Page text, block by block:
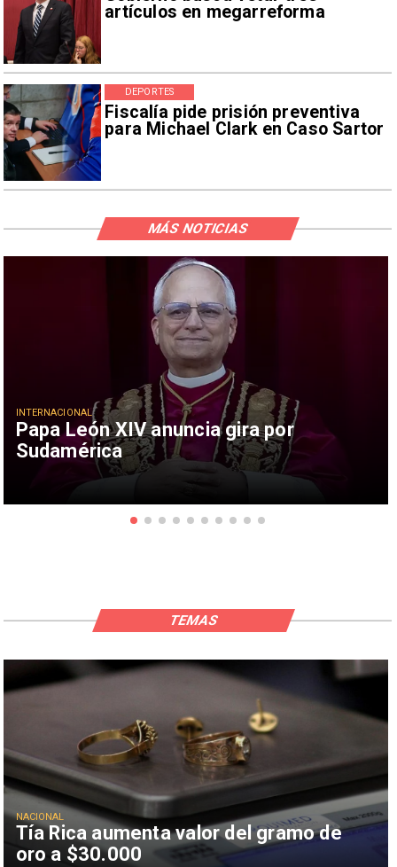
artículos en megarreforma
Fiscalía pide prisión preventiva
para Michael Clark en Caso Sartor
DEPORTES
Papa León XIV anuncia gira por
Sudamérica
INTERNACIONAL
MÁS NOTICIAS
Tía Rica aumenta valor del gramo de
oro a $30.000
NACIONAL
TEMAS